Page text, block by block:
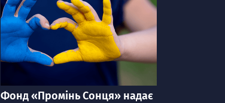
категорія
Фонд «Промінь Сонця» надає